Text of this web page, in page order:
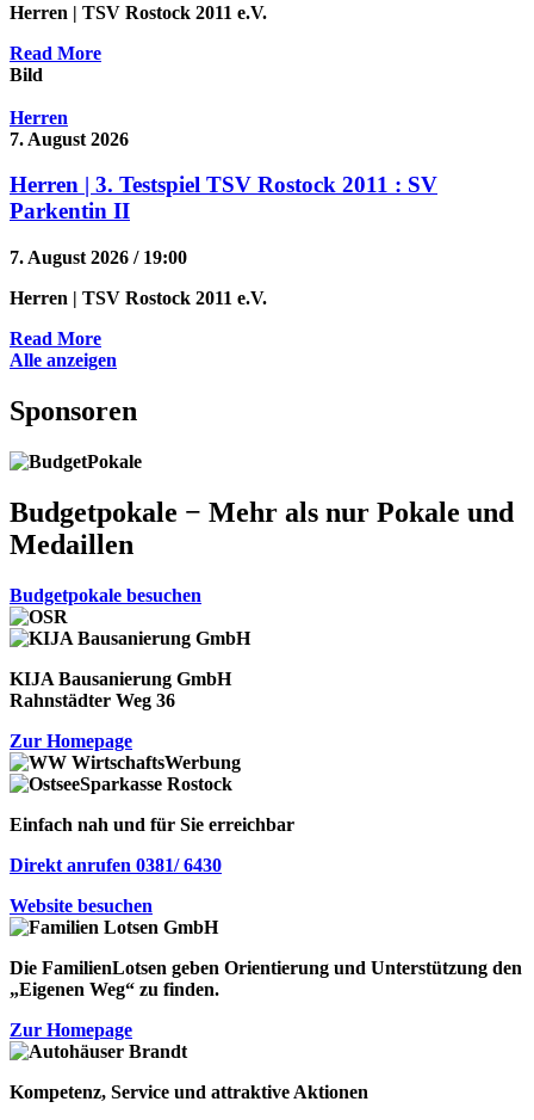
Herren | TSV Rostock 2011 e.V.
Read More
Bild
Herren
7. August 2026
Herren | 3. Testspiel TSV Rostock 2011 : SV
Parkentin II
7. August 2026 / 19:00
Herren | TSV Rostock 2011 e.V.
Read More
Alle anzeigen
Sponsoren
Budgetpokale − Mehr als nur Pokale und
Medaillen
Budgetpokale besuchen
KIJA Bausanierung GmbH
Rahnstädter Weg 36
Zur Homepage
Einfach nah und für Sie erreichbar
Direkt anrufen 0381/ 6430
Website besuchen
Die FamilienLotsen geben Orientierung und Unterstützung den
„Eigenen Weg“ zu finden.
Zur Homepage
Kompetenz, Service und attraktive Aktionen